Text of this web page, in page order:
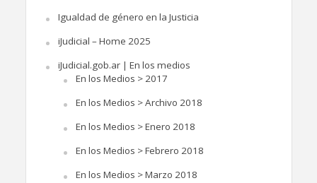
Igualdad de género en la Justicia
iJudicial – Home 2025
iJudicial.gob.ar | En los medios
En los Medios > 2017
En los Medios > Archivo 2018
En los Medios > Enero 2018
En los Medios > Febrero 2018
En los Medios > Marzo 2018